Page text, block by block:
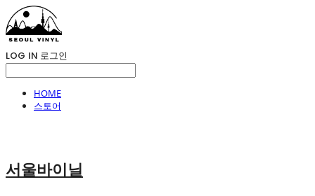
LOG IN 로그인
HOME
스토어
서울바이닐